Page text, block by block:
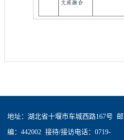
地址：湖北省十堰市车城西路167号 邮
编：442002 接待/接访电话：0719-